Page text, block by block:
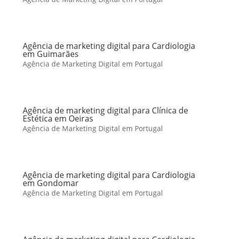
Agência de marketing digital para Cardiologia
em Guimarães
Agência de Marketing Digital em Portugal
Agência de marketing digital para Clínica de
Estética em Oeiras
Agência de Marketing Digital em Portugal
Agência de marketing digital para Cardiologia
em Gondomar
Agência de Marketing Digital em Portugal